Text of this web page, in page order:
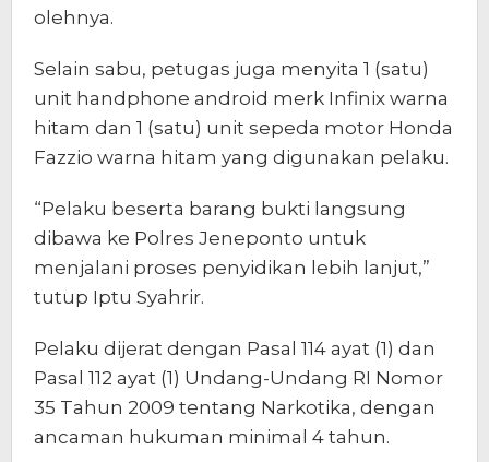
olehnya.
Selain sabu, petugas juga menyita 1 (satu)
unit handphone android merk Infinix warna
hitam dan 1 (satu) unit sepeda motor Honda
Fazzio warna hitam yang digunakan pelaku.
“Pelaku beserta barang bukti langsung
dibawa ke Polres Jeneponto untuk
menjalani proses penyidikan lebih lanjut,”
tutup Iptu Syahrir.
Pelaku dijerat dengan Pasal 114 ayat (1) dan
Pasal 112 ayat (1) Undang-Undang RI Nomor
35 Tahun 2009 tentang Narkotika, dengan
ancaman hukuman minimal 4 tahun.